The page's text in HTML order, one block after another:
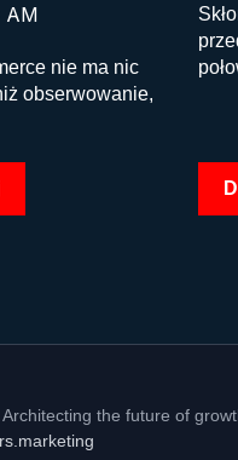
AM
nie ma nic
obserwowanie,
the future of